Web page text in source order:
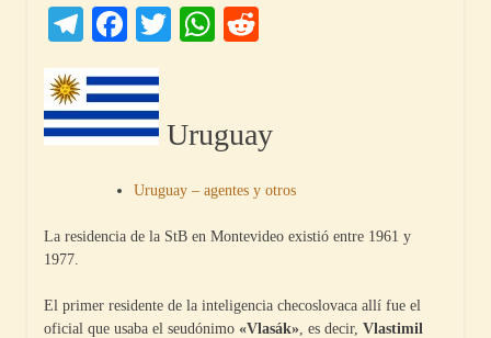
Telegram
Facebook
TwitterWhatsApp
Uruguay
Uruguay – agentes y otros
La residencia de la StB en Montevideo existió entre 1961 y
1977.
El primer residente de la inteligencia checoslovaca allí fue el
oficial que usaba el seudónimo «Vlasák» , es decir, Vlastimil